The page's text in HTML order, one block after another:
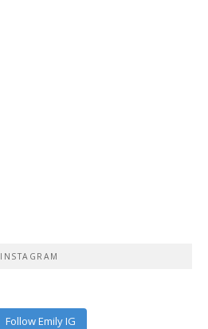
INSTAGRAM
Follow Emily IG